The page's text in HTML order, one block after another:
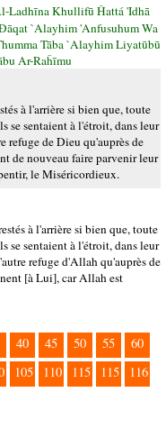
Ladhīna Khullifū Ĥattá 'Idhā
`Alayhim 'Anfusuhum Wa
Tāba `Alayhim Liyatūbū
Ar-Raĥīmu
à l'arrière si bien que, toute
se sentaient à l'étroit, dans leur
refuge de Dieu qu'auprès de
de nouveau faire parvenir leur
le Miséricordieux.
à l'arrière si bien que, toute
se sentaient à l'étroit, dans leur
refuge d'Allah qu'auprès de
[à Lui], car Allah est
40 45 50 55
60
105 110 115 115
116